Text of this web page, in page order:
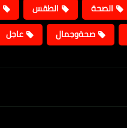
الصحة الطقس
صحةوجمال عاجل